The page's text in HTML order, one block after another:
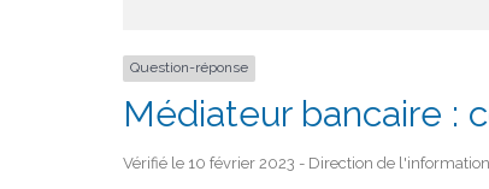
Question-réponse
Médiateur bancaire :
Vérifié le 10 février 2023 - Direction de